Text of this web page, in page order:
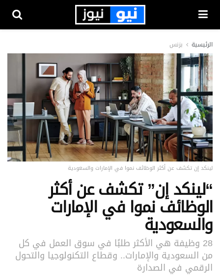
الرئيسية بزنس
لينكد إن تكشف عن أكثر الوظائف نموا في الإمارات والسعودية
“لينكد إن” تكشف عن أكثر
الوظائف نموا في الإمارات
والسعودية
28 وظيفة هي الأكثر طلبًا في سوق العمل في كل
من السعودية والإمارات.. وقطاع التكنولوجيا والتحول
الرقمي في الصدارة